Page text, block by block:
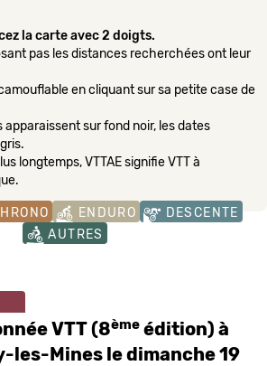
la carte avec 2 doigts.
pas les distances recherchées ont leur
en cliquant sur sa petite case de
apparaissent sur fond noir, les dates
longtemps, VTTAE signifie VTT à
ENDURO
DESCENTE
AUTRES
VTT (8ème édition) à
les-Mines le dimanche 19